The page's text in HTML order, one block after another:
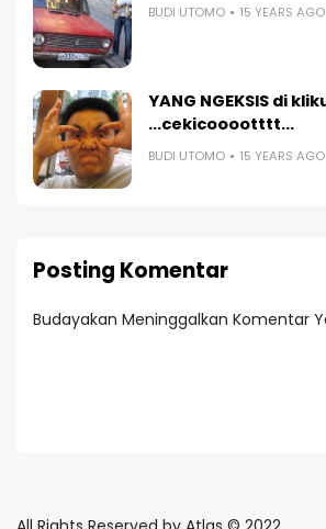
BUDI UTOMO 15 YEARS AGO
YANG NGEKSIS di
...cekicooootttt...
BUDI UTOMO 15 YEARS AGO
Posting Komentar
Budayakan Meninggalkan Komentar